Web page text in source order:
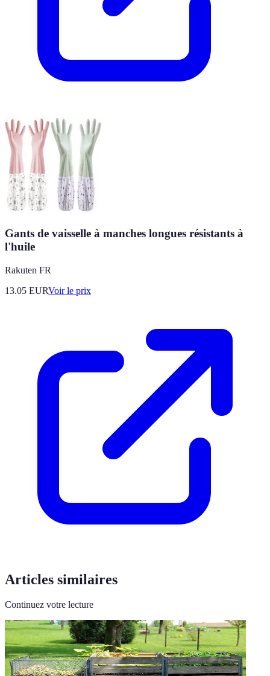
Gants de vaisselle à manches longues résistants à
l'huile
Rakuten FR
13.05 EURVoir le prix
Articles similaires
Continuez votre lecture